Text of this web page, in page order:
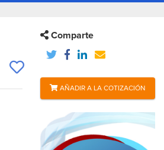
Comparte
AÑADIR A LA COTIZACIÓN